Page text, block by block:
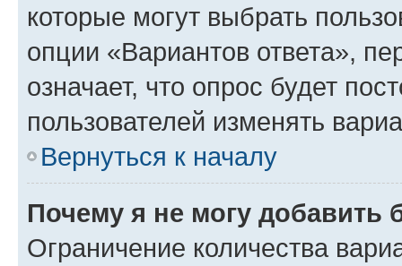
которые могут выбрать
опции «Вариантов ответа»,
означает, что опрос будет
пользователей изменять
Вернуться к началу
Почему я не могу добавить
Ограничение количества